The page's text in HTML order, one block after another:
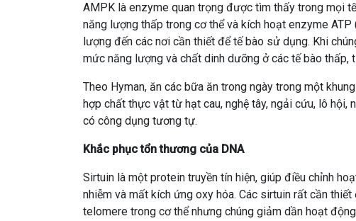
AMPK là enzyme quan trọng được tìm thấy trong mọi
năng lượng thấp trong cơ thể và kích hoạt enzyme
lượng đến các nơi cần thiết để tế bào sử dụng. Khi
mức năng lượng và chất dinh dưỡng ở các tế bào thấp,
Theo Hyman, ăn các bữa ăn trong ngày trong một
hợp chất thực vật từ hạt cau, nghệ tây, ngải cứu, lô hội,
có công dụng tương tự.
Khắc phục tổn thương của DNA
Sirtuin là một protein truyền tín hiện, giúp điều chỉnh
nhiễm và mất kích ứng oxy hóa. Các sirtuin rất cần
telomere trong cơ thể nhưng chúng giảm dần hoạt